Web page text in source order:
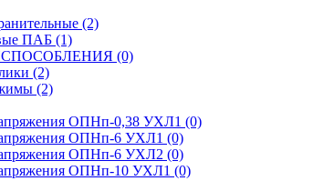
(2)
ПАБ (1)
(0)
(2)
(2)
ОПНп-0,38 УХЛ1 (0)
ОПНп-6 УХЛ1 (0)
ОПНп-6 УХЛ2 (0)
ОПНп-10 УХЛ1 (0)